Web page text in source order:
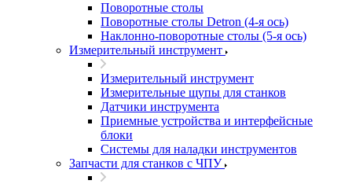
Поворотные столы
Поворотные столы Detron (4-я ось)
Наклонно-поворотные столы (5-я ось)
Измерительный инструмент
Измерительный инструмент
Измерительные щупы для станков
Датчики инструмента
Приемные устройства и интерфейсные
блоки
Системы для наладки инструментов
Запчасти для станков с ЧПУ